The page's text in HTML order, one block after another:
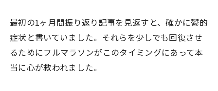
最初の1ヶ月間振り返り記事を見返すと、確かに鬱的
症状と書いていました。それらを少しでも回復させ
るためにフルマラソンがこのタイミングにあって本
当に心が救われました。